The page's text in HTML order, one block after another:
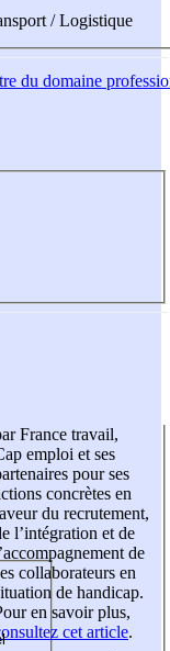
/ Logistique
du domaine
France travail,
emploi et ses
pour ses
concrètes en
du recrutement,
l’intégration et de
de
collaborateurs en
de handicap.
en savoir plus,
cet article.